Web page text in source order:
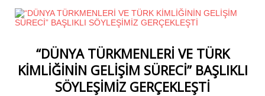
“DÜNYA TÜRKMENLERİ VE TÜRK
KİMLİĞİNİN GELİŞİM SÜRECİ” BAŞLIKLI
SÖYLEŞİMİZ GERÇEKLEŞTİ